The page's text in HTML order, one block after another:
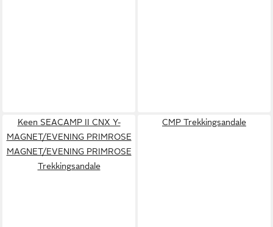
Keen SEACAMP II CNX Y-
MAGNET/EVENING PRIMROSE
MAGNET/EVENING PRIMROSE
Trekkingsandale
CMP Trekkingsandale